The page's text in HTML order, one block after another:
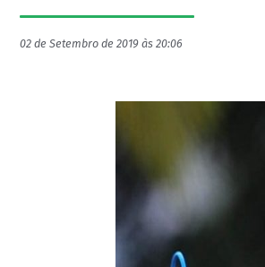
02 de Setembro de 2019 às 20:06